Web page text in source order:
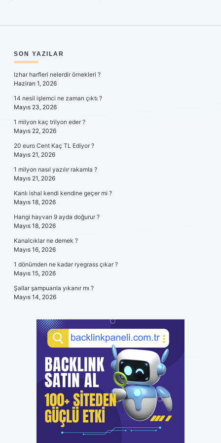
SIDEBAR
SON YAZILAR
Izhar harfleri nelerdir örnekleri ?
Haziran 1, 2026
14 nesil işlemci ne zaman çıktı ?
Mayıs 23, 2026
1 milyon kaç trilyon eder ?
Mayıs 22, 2026
20 euro Cent Kaç TL Ediyor ?
Mayıs 21, 2026
1 milyon nasıl yazılır rakamla ?
Mayıs 21, 2026
Kanlı ishal kendi kendine geçer mi ?
Mayıs 18, 2026
Hangi hayvan 9 ayda doğurur ?
Mayıs 18, 2026
Kanalcıklar ne demek ?
Mayıs 16, 2026
1 dönümden ne kadar ryegrass çıkar ?
Mayıs 15, 2026
Şallar şampuanla yıkanır mı ?
Mayıs 14, 2026